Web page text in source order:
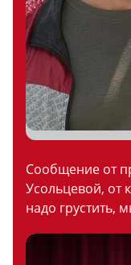
Сообщение от
Усольцевой, от
надо грустить,